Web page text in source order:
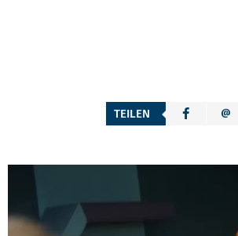
TEILEN